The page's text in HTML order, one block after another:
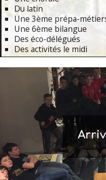
Du latin
Une 3ème prépa-
Une 6ème bilangue
Des éco-délégués
Des activités le midi